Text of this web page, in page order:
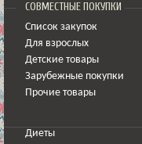
СОВМЕСТНЫЕ ПОКУПКИ
Список закупок
Для взрослых
Детские товары
Зарубежные покупки
Прочие товары
Диеты